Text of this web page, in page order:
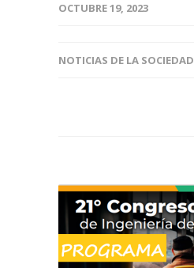
OCTUBRE 19, 2023
NOTICIAS DE LA SOCIEDAD